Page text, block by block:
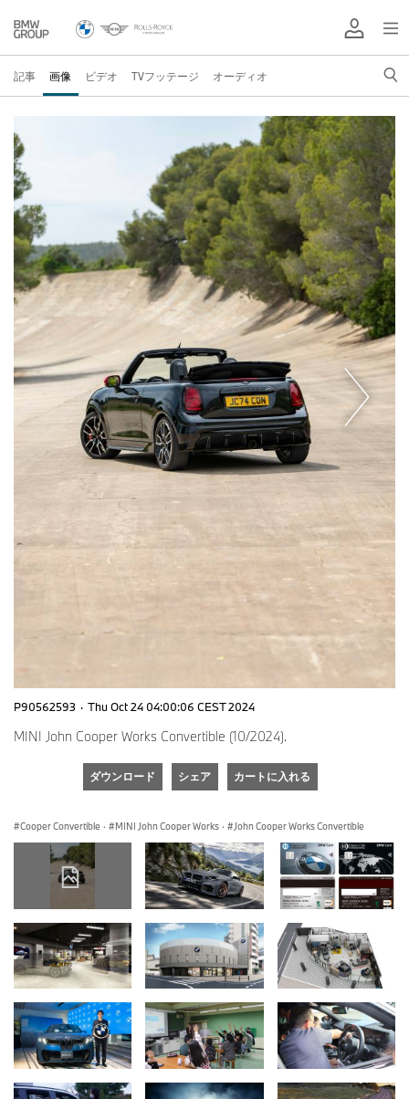
記事 画像 ビデオ TVフッテージ オーディオ
P90562593 · Thu Oct 24 04:00:06 CEST 2024
MINI John Cooper Works Convertible (10/2024).
ダウンロード シェア カートに入れる
Cooper Convertible · MINI John Cooper Works · John Cooper Works Convertible